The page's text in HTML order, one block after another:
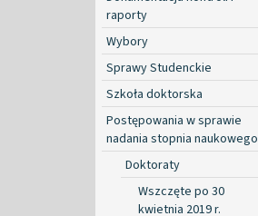
raporty
Wybory
Sprawy Studenckie
Szkoła doktorska
Postępowania w sprawie
nadania stopnia naukowego
Doktoraty
Wszczęte po 30
kwietnia 2019 r.